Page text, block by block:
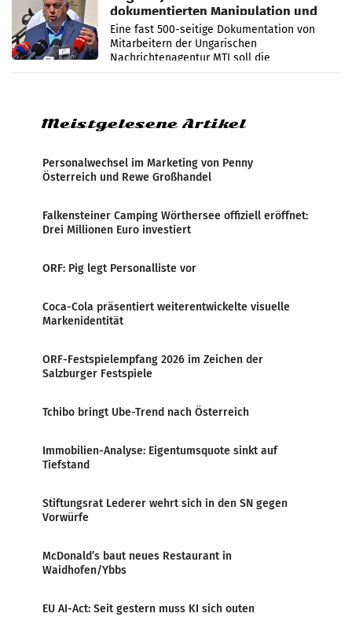
dokumentierten Manipulation und
Zensur
Eine fast 500-seitige Dokumentation von
Mitarbeitern der Ungarischen
Nachrichtenagentur MTI soll die
systematische Nachrichten-Manipulation und
Meistgelesene Artikel
Personalwechsel im Marketing von Penny
Österreich und Rewe Großhandel
Falkensteiner Camping Wörthersee offiziell eröffnet:
Drei Millionen Euro investiert
ORF: Pig legt Personalliste vor
Coca-Cola präsentiert weiterentwickelte visuelle
Markenidentität
ORF-Festspielempfang 2026 im Zeichen der
Salzburger Festspiele
Tchibo bringt Ube-Trend nach Österreich
Immobilien-Analyse: Eigentumsquote sinkt auf
Tiefstand
Stiftungsrat Lederer wehrt sich in den SN gegen
Vorwürfe
McDonald’s baut neues Restaurant in
Waidhofen/Ybbs
EU AI-Act: Seit gestern muss KI sich outen